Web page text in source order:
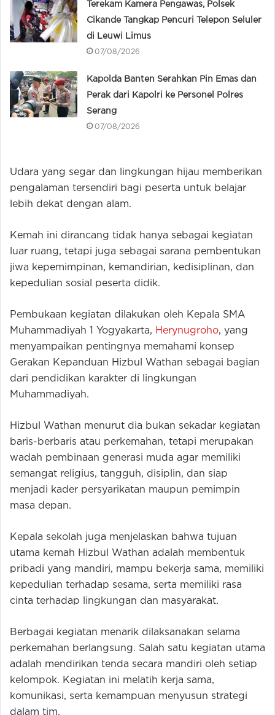
Terekam Kamera Pengawas, Polsek
Cikande Tangkap Pencuri Telepon Seluler
di Leuwi Limus
07/08/2026
Kapolda Banten Serahkan Pin Emas dan
Perak dari Kapolri ke Personel Polres
Serang
07/08/2026
Udara yang segar dan lingkungan hijau memberikan
pengalaman tersendiri bagi peserta untuk belajar
lebih dekat dengan alam.
Kemah ini dirancang tidak hanya sebagai kegiatan
luar ruang, tetapi juga sebagai sarana pembentukan
jiwa kepemimpinan, kemandirian, kedisiplinan, dan
kepedulian sosial peserta didik.
Pembukaan kegiatan dilakukan oleh Kepala SMA
Muhammadiyah 1 Yogyakarta, Herynugroho, yang
menyampaikan pentingnya memahami konsep
Gerakan Kepanduan Hizbul Wathan sebagai bagian
dari pendidikan karakter di lingkungan
Muhammadiyah.
Hizbul Wathan menurut dia bukan sekadar kegiatan
baris-berbaris atau perkemahan, tetapi merupakan
wadah pembinaan generasi muda agar memiliki
semangat religius, tangguh, disiplin, dan siap
menjadi kader persyarikatan maupun pemimpin
masa depan.
Kepala sekolah juga menjelaskan bahwa tujuan
utama kemah Hizbul Wathan adalah membentuk
pribadi yang mandiri, mampu bekerja sama, memiliki
kepedulian terhadap sesama, serta memiliki rasa
cinta terhadap lingkungan dan masyarakat.
Berbagai kegiatan menarik dilaksanakan selama
perkemahan berlangsung. Salah satu kegiatan utama
adalah mendirikan tenda secara mandiri oleh setiap
kelompok. Kegiatan ini melatih kerja sama,
komunikasi, serta kemampuan menyusun strategi
dalam tim.